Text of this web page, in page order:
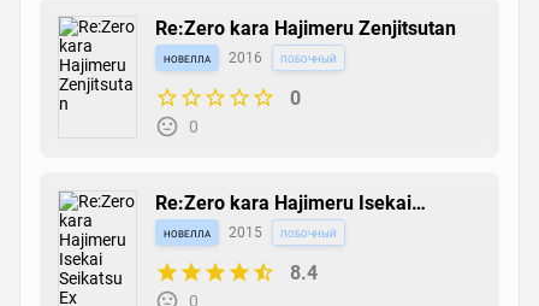
Re:Zero kara Hajimeru Zenjitsutan
новелла 2016 побочный
0
0
Re:Zero kara Hajimeru Isekai
Seikatsu Ex
новелла 2015 побочный
8.4
0